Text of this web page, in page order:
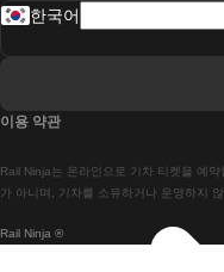
마
마드리드에
Rail Ninja ®
Rail Ninja는 온라인으로 기차 티켓을 예
가 아니며, 기차를 소유하거나 운영하지 않
한국어
이용 약관